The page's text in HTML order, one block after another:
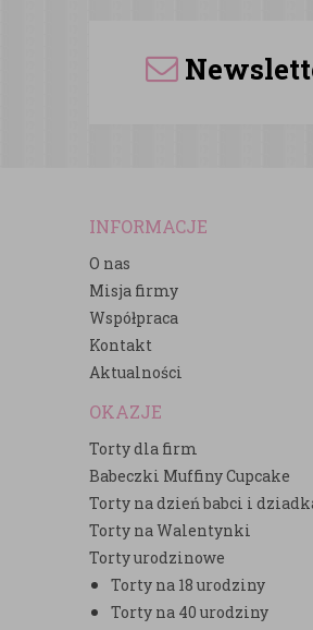
INFORMACJE
O nas
Misja firmy
Współpraca
Kontakt
Aktualności
OKAZJE
Torty dla firm
Babeczki Muffiny Cupcake
Torty na dzień babci i
Torty na Walentynki
Torty urodzinowe
Torty na 18 urodziny
Torty na 40 urodziny